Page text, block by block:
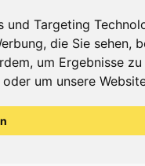
Targeting
die Sie sehen,
um Ergebnisse
um unsere
Alle